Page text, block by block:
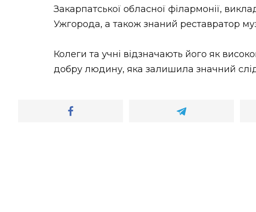
Закарпатської обласної філармонії,
Ужгорода, а також знаний реставратор
Колеги та учні відзначають його як
добру людину, яка залишила значний